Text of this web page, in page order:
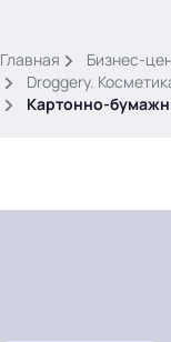
Главная Бизнес-
Droggery.
Картонно-